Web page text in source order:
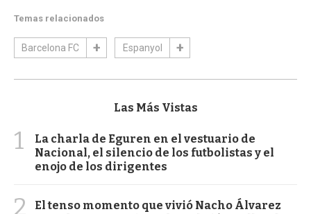
Temas relacionados
Barcelona FC Espanyol
Las Más Vistas
1
La charla de Eguren en el vestuario de
Nacional, el silencio de los futbolistas y el
enojo de los dirigentes
2
El tenso momento que vivió Nacho Álvarez